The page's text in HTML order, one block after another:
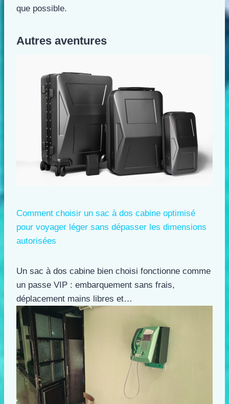
que possible.
Autres aventures
Comment choisir un sac à dos cabine optimisé
pour voyager léger sans dépasser les dimensions
autorisées
Un sac à dos cabine bien choisi fonctionne comme
un passe VIP : embarquement sans frais,
déplacement mains libres et…